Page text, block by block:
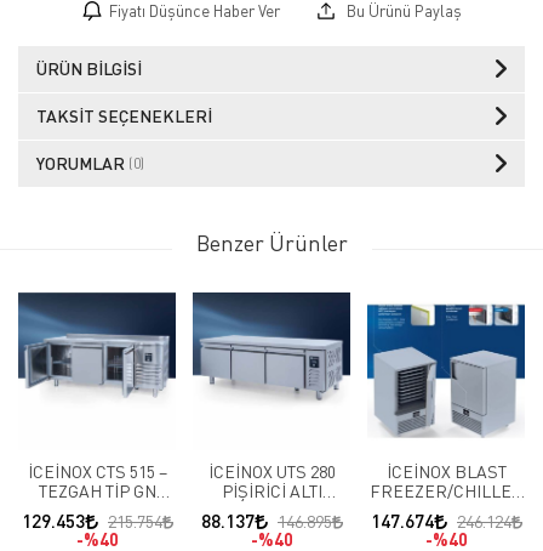
Fiyatı Düşünce Haber Ver Bu Ürünü Paylaş
ÜRÜN BILGISI
TAKSIT SEÇENEKLERI
YORUMLAR (0)
Benzer Ürünler
İCEİNOX CTS 515 –
TEZGAH TİP GN
BUZDOLAPLARI – 3
KAPILI ( -10 / -22 )
129.453
215.754
%40
İCEİNOX UTS 280
PİŞİRİCİ ALTI
BUZDOLAPLARI 3
KAPILI (-2 / +8 )
88.137
146.895
%40
İCEİNOX BLAST
FREEZER/CHILLER
BLC 7
147.674
246.124
%40